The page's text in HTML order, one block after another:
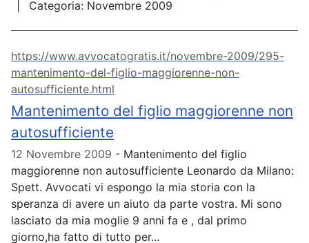
Categoria: Novembre 2009
Mantenimento del figlio maggiorenne non
autosufficiente
https://www.avvocatogratis.it/novembre-2009/295-
mantenimento-del-figlio-maggiorenne-non-
autosufficiente.html
12 Novembre 2009
Mantenimento del figlio
maggiorenne non autosufficiente Leonardo da Milano:
Spett. Avvocati vi espongo la mia storia con la
speranza di avere un aiuto da parte vostra. Mi sono
lasciato da mia moglie 9 anni fa e , dal primo
giorno,ha fatto di tutto per...